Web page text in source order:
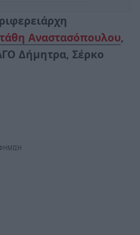
Αναστασόπουλου,
Δήμητρα, Σέρκο